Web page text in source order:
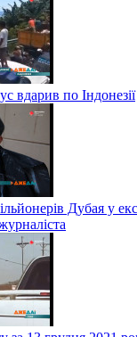
вдарив по Індонезії
Дубая у